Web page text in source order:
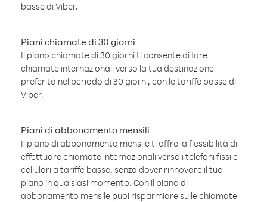
basse di Viber.
Piani chiamate di 30 giorni
Il piano chiamate di 30 giorni ti consente di fare
chiamate internazionali verso la tua destinazione
preferita nel periodo di 30 giorni, con le tariffe basse di
Viber.
Piani di abbonamento mensili
Il piano di abbonamento mensile ti offre la flessibilità di
effettuare chiamate internazionali verso i telefoni fissi e
cellulari a tariffe basse, senza dover rinnovare il tuo
piano in qualsiasi momento. Con il piano di
abbonamento mensile puoi risparmiare sulle chiamate